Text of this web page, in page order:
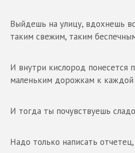
Выйдешь на улицу, вдохнешь
таким свежим, таким
И внутри кислород понесется
маленьким дорожкам к каждой
И тогда ты почувствуешь
Надо только написать